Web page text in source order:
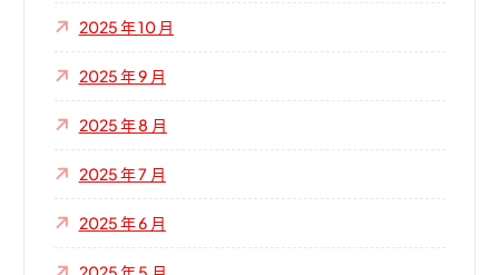
2025 年 10 月
2025 年 9 月
2025 年 8 月
2025 年 7 月
2025 年 6 月